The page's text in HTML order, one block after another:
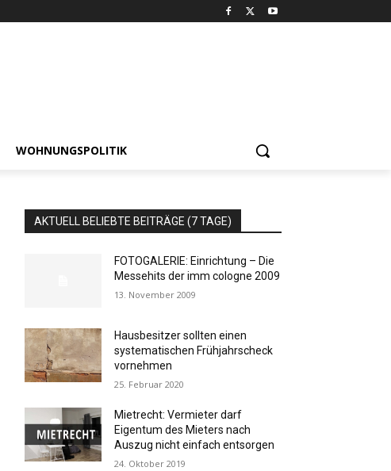
WOHNUNGSPOLITIK
AKTUELL BELIEBTE BEITRÄGE (7 TAGE)
FOTOGALERIE: Einrichtung – Die
Messehits der imm cologne 2009
13. November 2009
Hausbesitzer sollten einen
systematischen Frühjahrscheck
vornehmen
25. Februar 2020
Mietrecht: Vermieter darf
Eigentum des Mieters nach
Auszug nicht einfach entsorgen
24. Oktober 2019